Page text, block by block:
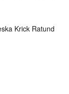
Krick Ratund